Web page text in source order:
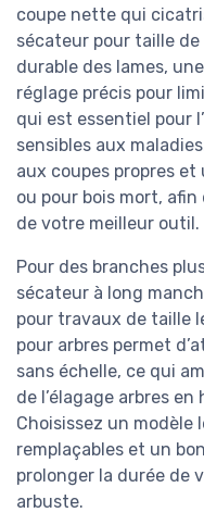
coupe nette qui
sécateur pour taille
durable des lames,
réglage précis pour
qui est essentiel pour
sensibles aux
aux coupes propres
ou pour bois mort,
de votre meilleur outil.
Pour des branches
sécateur à long
pour travaux de taille
pour arbres permet
sans échelle, ce qui
de l’élagage arbres
Choisissez un modèle
remplaçables et un
prolonger la durée de
arbuste.